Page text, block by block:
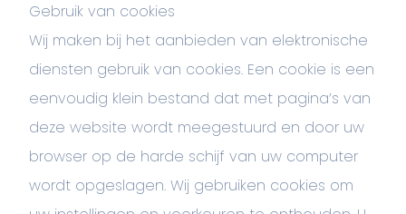
Gebruik van cookies
Wij maken bij het aanbieden van elektronische
diensten gebruik van cookies. Een cookie is een
eenvoudig klein bestand dat met pagina’s van
deze website wordt meegestuurd en door uw
browser op de harde schijf van uw computer
wordt opgeslagen. Wij gebruiken cookies om